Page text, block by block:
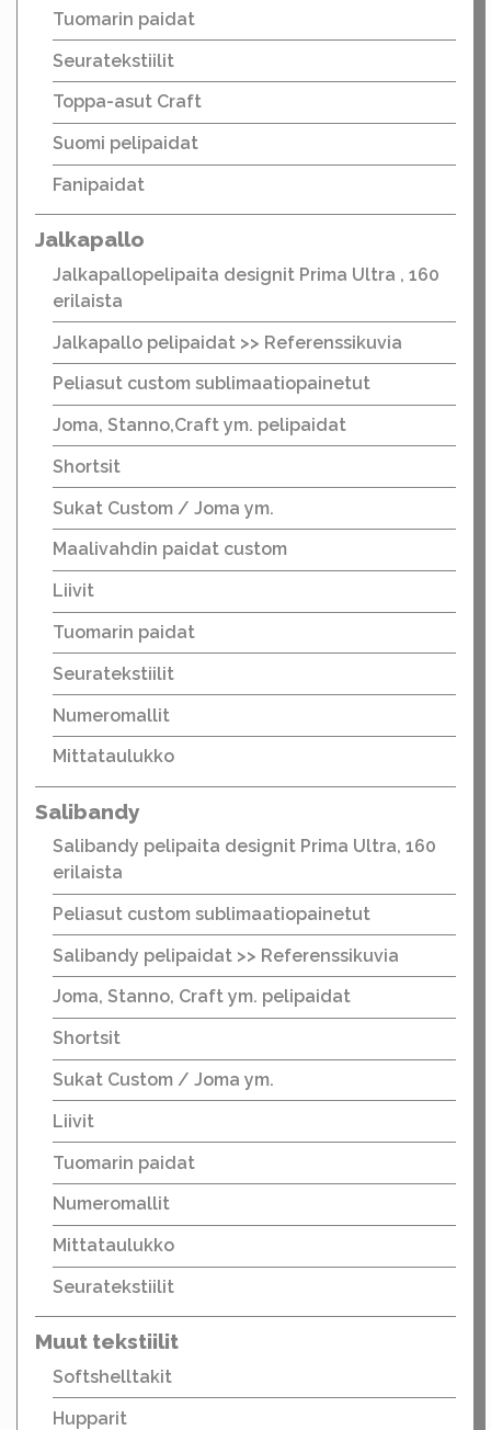
Tuomarin paidat
Seuratekstiilit
Toppa-asut Craft
Suomi pelipaidat
Fanipaidat
Jalkapallo
Jalkapallopelipaita designit Prima Ultra , 160
erilaista
Jalkapallo pelipaidat >> Referenssikuvia
Peliasut custom sublimaatiopainetut
Joma, Stanno,Craft ym. pelipaidat
Shortsit
Sukat Custom / Joma ym.
Maalivahdin paidat custom
Liivit
Tuomarin paidat
Seuratekstiilit
Numeromallit
Mittataulukko
Salibandy
Salibandy pelipaita designit Prima Ultra, 160
erilaista
Peliasut custom sublimaatiopainetut
Salibandy pelipaidat >> Referenssikuvia
Joma, Stanno, Craft ym. pelipaidat
Shortsit
Sukat Custom / Joma ym.
Liivit
Tuomarin paidat
Numeromallit
Mittataulukko
Seuratekstiilit
Muut tekstiilit
Softshelltakit
Hupparit